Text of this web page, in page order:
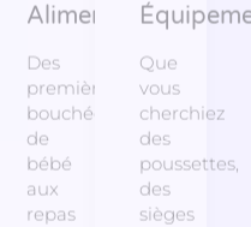
Alimentation
Des
premières
bouchées
de
bébé
aux
repas
Que
vous
cherchiez
des
poussettes,
des
sièges